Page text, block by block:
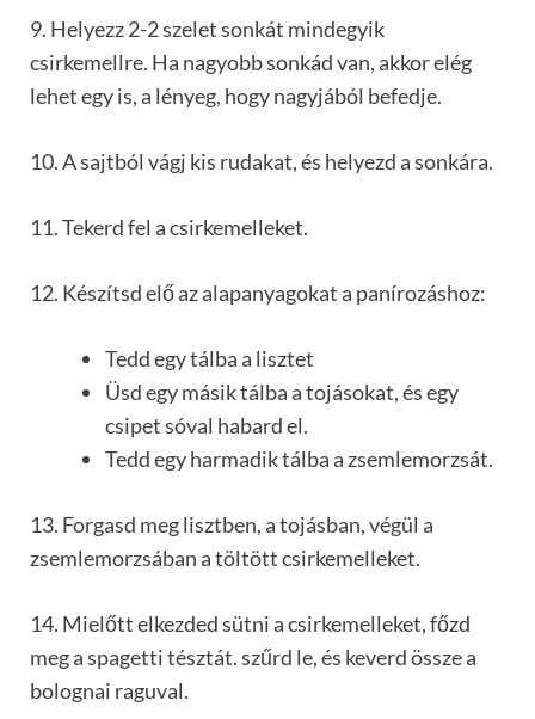
9. Helyezz 2-2 szelet sonkát mindegyik
csirkemellre. Ha nagyobb sonkád van, akkor elég
lehet egy is, a lényeg, hogy nagyjából befedje.
10. A sajtból vágj kis rudakat, és helyezd a sonkára.
11. Tekerd fel a csirkemelleket.
12. Készítsd elő az alapanyagokat a panírozáshoz:
Tedd egy tálba a lisztet
Üsd egy másik tálba a tojásokat, és egy
csipet sóval habard el.
Tedd egy harmadik tálba a zsemlemorzsát.
13. Forgasd meg lisztben, a tojásban, végül a
zsemlemorzsában a töltött csirkemelleket.
14. Mielőtt elkezded sütni a csirkemelleket, főzd
meg a spagetti tésztát. szűrd le, és keverd össze a
bolognai raguval.